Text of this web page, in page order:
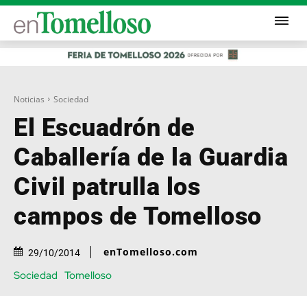
Noticias Sociedad
El Escuadrón de
Caballería de la Guardia
Civil patrulla los
campos de Tomelloso
29/10/2014 enTomelloso.com
Sociedad Tomelloso